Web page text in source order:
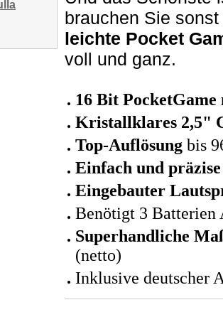
brauchen Sie
leichte Pocket
voll und ganz.
16 Bit
Kristallklares 2,5"
Top-Auflösung bis
Einfach und
Eingebauter
Benötigt 3 Batterien
Superhandliche
(netto)
Inklusive deutscher